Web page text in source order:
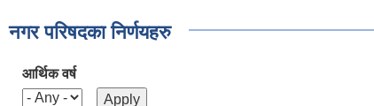
नगर परिषदका निर्णयहरु
आर्थिक वर्ष